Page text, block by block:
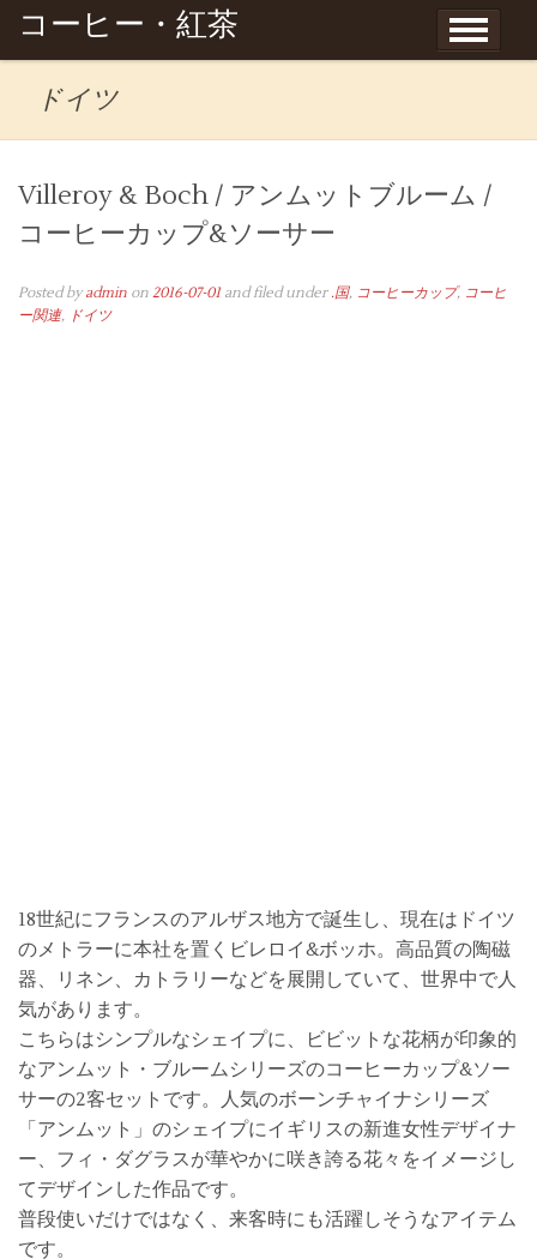
コーヒー・紅茶
ドイツ
Villeroy & Boch / アンムットブルーム /
コーヒーカップ&ソーサー
Posted byadmin on 2016-07-01 and filed under .国, コーヒーカップ, コーヒ
ー関連, ドイツ
18世紀にフランスのアルザス地方で誕生し、現在はドイツ
のメトラーに本社を置くビレロイ&ボッホ。高品質の陶磁
器、リネン、カトラリーなどを展開していて、世界中で人
気があります。
こちらはシンプルなシェイプに、ビビットな花柄が印象的
なアンムット・ブルームシリーズのコーヒーカップ&ソー
サーの2客セットです。人気のボーンチャイナシリーズ
「アンムット」のシェイプにイギリスの新進女性デザイナ
ー、フィ・ダグラスが華やかに咲き誇る花々をイメージし
てデザインした作品です。
普段使いだけではなく、来客時にも活躍しそうなアイテム
です。